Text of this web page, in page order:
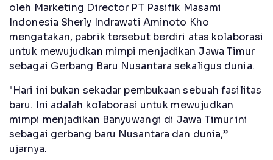
oleh Marketing Director PT Pasifik Masami
Indonesia Sherly Indrawati Aminoto Kho
mengatakan, pabrik tersebut berdiri atas kolaborasi
untuk mewujudkan mimpi menjadikan Jawa Timur
sebagai Gerbang Baru Nusantara sekaligus dunia.
"Hari ini bukan sekadar pembukaan sebuah fasilitas
baru. Ini adalah kolaborasi untuk mewujudkan
mimpi menjadikan Banyuwangi di Jawa Timur ini
sebagai gerbang baru Nusantara dan dunia,”
ujarnya.